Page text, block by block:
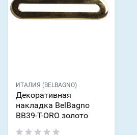
ИТАЛИЯ (BELBAGNO)
Декоративная
накладка BelBagno
BB39-T-ORO золото